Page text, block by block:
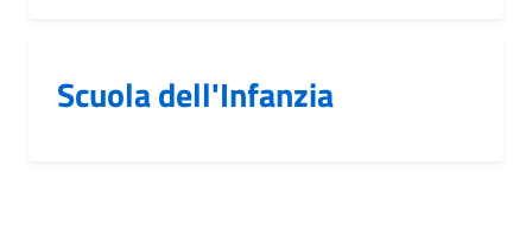
Scuola dell'Infanzia